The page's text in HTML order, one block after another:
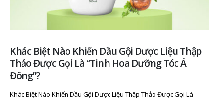
Khác Biệt Nào Khiến Dầu Gội Dược Liệu Thập
Thảo Được Gọi Là “Tinh Hoa Dưỡng Tóc Á
Đông”?
Khác Biệt Nào Khiến Dầu Gội Dược Liệu Thập Thảo Được Gọi Là